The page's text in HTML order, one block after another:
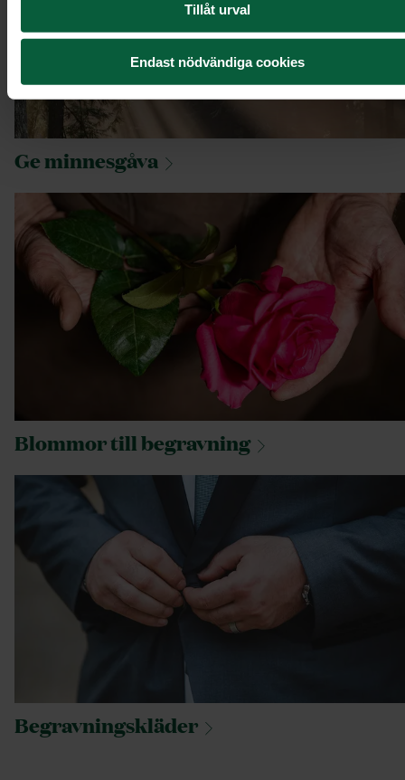
Tillåt urval
Endast nödvändiga cookies
Geminnesgåva
Blommor tillbegravning
Begravningskläder